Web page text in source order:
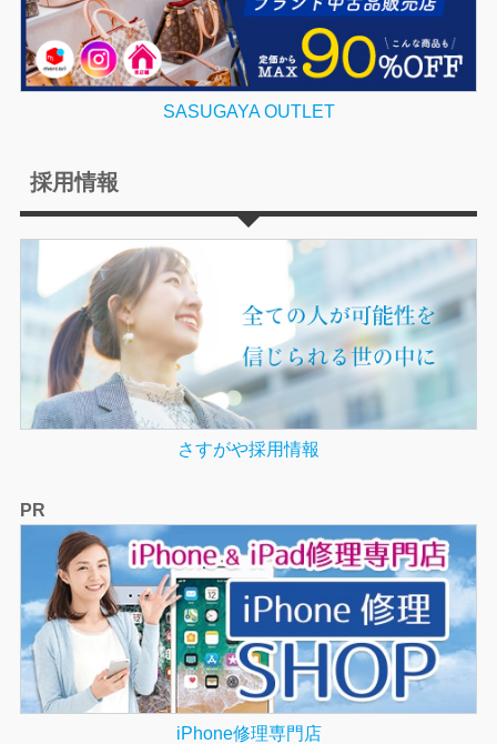
SASUGAYA OUTLET
採用情報
さすがや採用情報
PR
iPhone修理専門店